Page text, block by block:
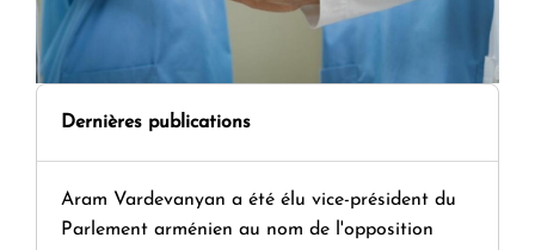
Dernières publications
Aram Vardevanyan a été élu vice-président du
Parlement arménien au nom de l'opposition